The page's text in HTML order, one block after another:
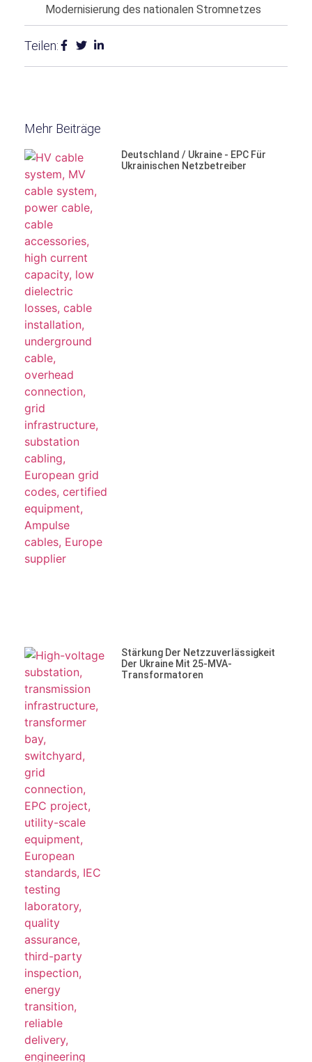
Modernisierung des nationalen Stromnetzes
Teilen:
Mehr Beiträge
Deutschland / Ukraine - EPC Für
Ukrainischen Netzbetreiber
Stärkung Der Netzzuverlässigkeit
Der Ukraine Mit 25-MVA-
Transformatoren